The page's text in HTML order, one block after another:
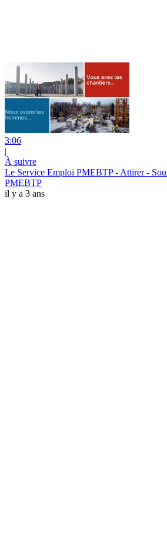
3:06
|
À suivre
Le Service Emploi PMEBTP - Attirer -
PMEBTP
il y a 3 ans